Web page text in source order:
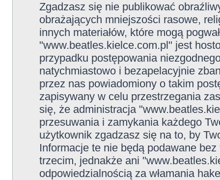
Zgadzasz się nie publikować
obrażających mniejszości rasowe,
innych materiałów, które mogą
"www.beatles.kielce.com.pl" jest
przypadku postępowania
natychmiastowo i bezapelacyjnie
przez nas powiadomiony o takim
zapisywany w celu przestrzegania
się, że administracja
przesuwania i zamykania każdego
użytkownik zgadzasz się na to, by
Informacje te nie będą podawane
trzecim, jednakże ani
odpowiedzialnością za włamania